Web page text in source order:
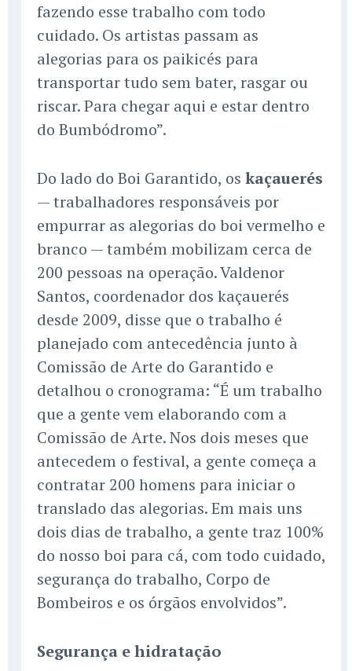
fazendo esse trabalho com todo
cuidado. Os artistas passam as
alegorias para os paikicés para
transportar tudo sem bater, rasgar ou
riscar. Para chegar aqui e estar dentro
do Bumbódromo”.
Do lado do Boi Garantido, os kaçauerés
— trabalhadores responsáveis por
empurrar as alegorias do boi vermelho e
branco — também mobilizam cerca de
200 pessoas na operação. Valdenor
Santos, coordenador dos kaçauerés
desde 2009, disse que o trabalho é
planejado com antecedência junto à
Comissão de Arte do Garantido e
detalhou o cronograma: “É um trabalho
que a gente vem elaborando com a
Comissão de Arte. Nos dois meses que
antecedem o festival, a gente começa a
contratar 200 homens para iniciar o
translado das alegorias. Em mais uns
dois dias de trabalho, a gente traz 100%
do nosso boi para cá, com todo cuidado,
segurança do trabalho, Corpo de
Bombeiros e os órgãos envolvidos”.
Segurança e hidratação